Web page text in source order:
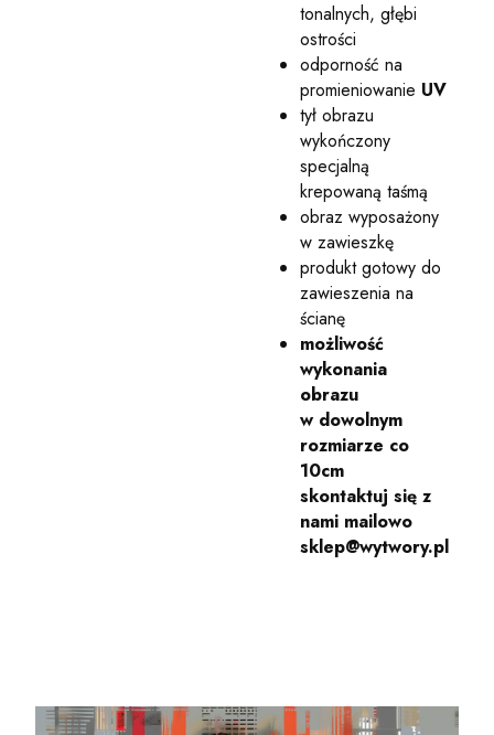
tonalnych, głębi
ostrości
odporność na
promieniowanie UV
tył obrazu
wykończony
specjalną
krepowaną taśmą
obraz wyposażony
w zawieszkę
produkt gotowy do
zawieszenia na
ścianę
możliwość
wykonania
obrazu
w dowolnym
rozmiarze co
10cm
skontaktuj się z
nami mailowo
sklep@wytwory.pl